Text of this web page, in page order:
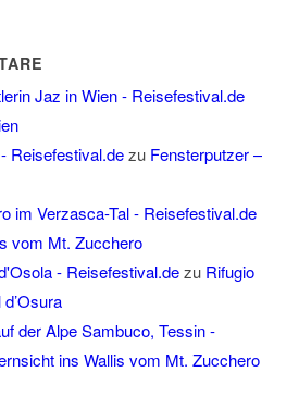
Jaz in Wien - Reisefestival.de
Reisefestival.dezu Fensterputzer –
im Verzasca-Tal - Reisefestival.de
vom Mt. Zucchero
- Reisefestival.dezu Rifugio
der Alpe Sambuco, Tessin -
ins Wallis vom Mt. Zucchero